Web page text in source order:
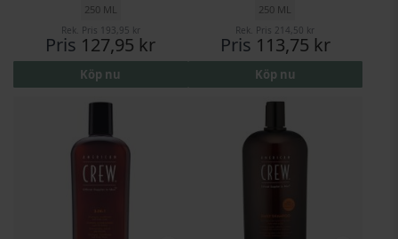
250 ML
Rek. Pris 193,95 kr
Pris 127,95 kr
Köp nu
250 ML
Rek. Pris 214,50 kr
Pris 113,75 kr
Köp nu